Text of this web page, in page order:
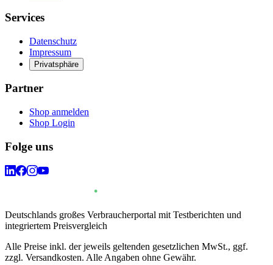
Services
Datenschutz
Impressum
Privatsphäre
Partner
Shop anmelden
Shop Login
Folge uns
Deutschlands großes Verbraucherportal mit Testberichten und
integriertem Preisvergleich
Alle Preise inkl. der jeweils geltenden gesetzlichen MwSt., ggf.
zzgl. Versandkosten. Alle Angaben ohne Gewähr.